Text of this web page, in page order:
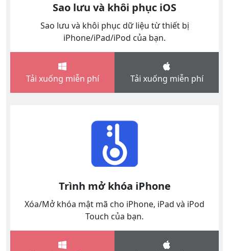
Sao lưu và khôi phục iOS
Sao lưu và khôi phục dữ liệu từ thiết bị
iPhone/iPad/iPod của bạn.
Tải xuống miễn phí Tải xuống miễn phí
Trình mở khóa iPhone
Xóa/Mở khóa mật mã cho iPhone, iPad và iPod
Touch của bạn.